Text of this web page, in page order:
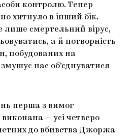
контролю. Тепер
хитнуло в інший бік.
смертельний вірус,
а й потворність
побудованих на
нас об’єднуватися
перша з вимог
— усі четверо
до вбивства Джоржа